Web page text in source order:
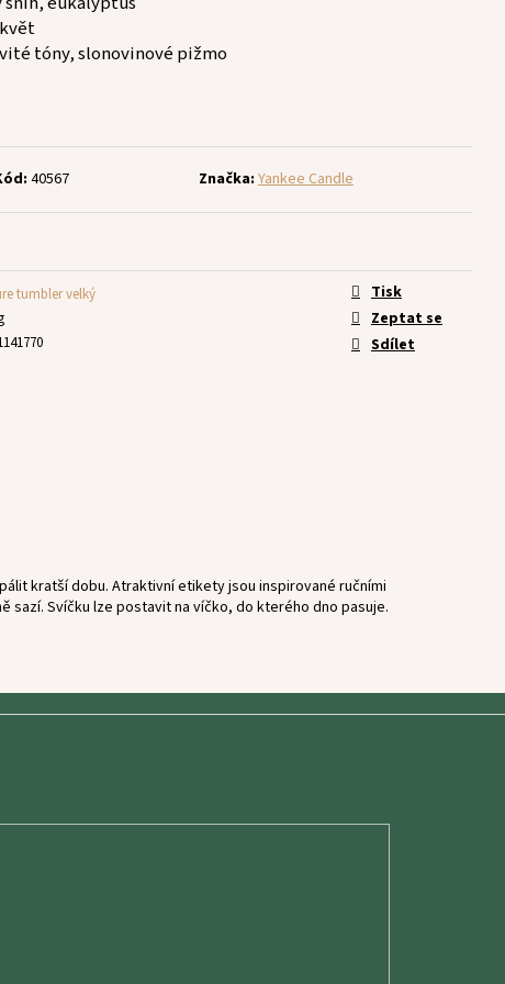
tóny, slonovinové pižmo
40567 Značka: Yankee Candle
tumbler velký
Tisk
Zeptat se
Sdílet
kratší dobu. Atraktivní etikety jsou inspirované ručními
sazí. Svíčku lze postavit na víčko, do kterého dno pasuje.